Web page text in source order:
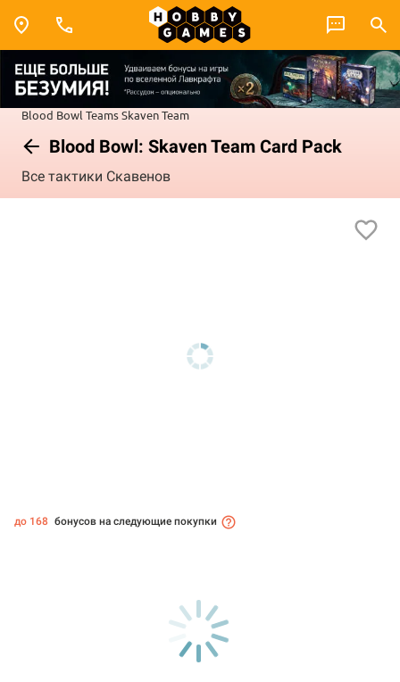
Blood Bowl TeamsSkaven Team
Blood Bowl: Skaven Team Card Pack
Все тактики Скавенов
до 168 бонусов на следующие покупки